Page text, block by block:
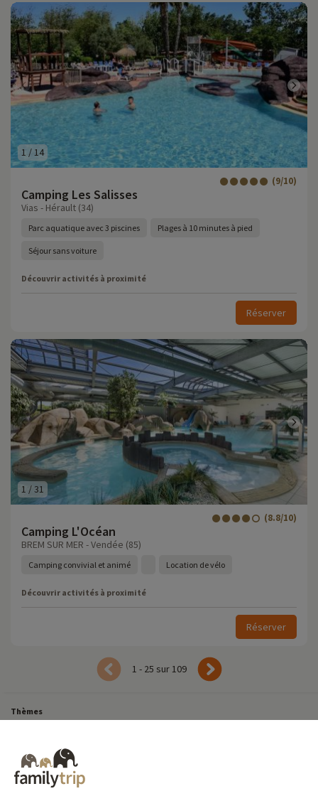
1 /14
Camping Les Salisses
(9/10)
Vias - Hérault (34)
Parc aquatique avec 3 piscines Plages à 10 minutes à pied
Séjour sans voiture
Découvrir activités à proximité
Réserver
1 /31
Camping L'Océan
(8.8/10)
BREM SUR MER - Vendée (85)
Camping convivial et animé Location de vélo
Découvrir activités à proximité
Réserver
1 - 25 sur 109
Thèmes
Court séjour de dernière minute
Court séjour Insolite
Destinations